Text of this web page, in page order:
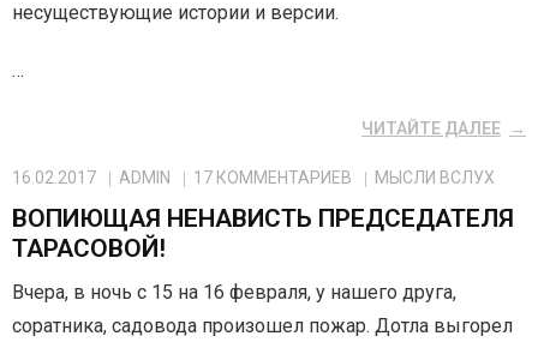
несуществующие истории и версии.
…
ЧИТАЙТЕ ДАЛЕЕ
16.02.2017 ADMIN 17 КОММЕНТАРИЕВ МЫСЛИ ВСЛУХ
ВОПИЮЩАЯ НЕНАВИСТЬ ПРЕДСЕДАТЕЛЯ
ТАРАСОВОЙ!
Вчера, в ночь с 15 на 16 февраля, у нашего друга,
соратника, садовода произошел пожар. Дотла выгорел